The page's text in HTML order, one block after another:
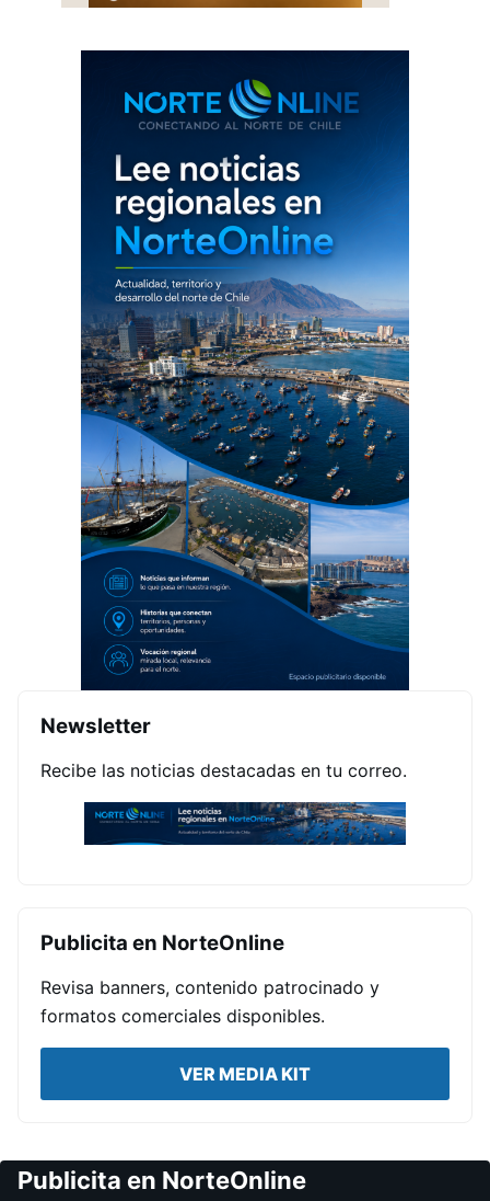
Newsletter
Recibe las noticias destacadas en tu correo.
Publicita en NorteOnline
Revisa banners, contenido patrocinado y
formatos comerciales disponibles.
VER MEDIA KIT
Publicita en NorteOnline